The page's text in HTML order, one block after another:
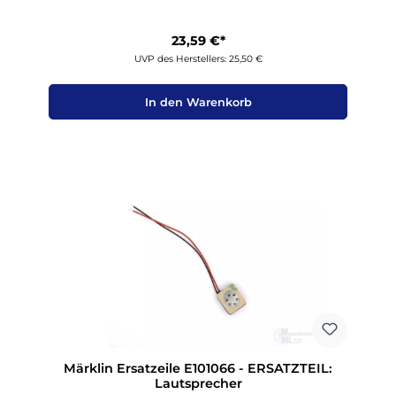
23,59 €*
UVP des Herstellers: 25,50 €
In den Warenkorb
Märklin Ersatzeile E101066 - ERSATZTEIL:
Lautsprecher